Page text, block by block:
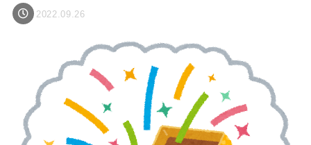
2022.09.26